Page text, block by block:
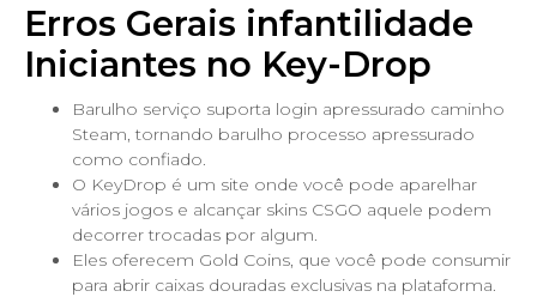
Erros Gerais infantilidade
Iniciantes no Key-Drop
Barulho serviço suporta login apressurado caminho
Steam, tornando barulho processo apressurado
como confiado.
O KeyDrop é um site onde você pode aparelhar
vários jogos e alcançar skins CSGO aquele podem
decorrer trocadas por algum.
Eles oferecem Gold Coins, que você pode consumir
para abrir caixas douradas exclusivas na plataforma.